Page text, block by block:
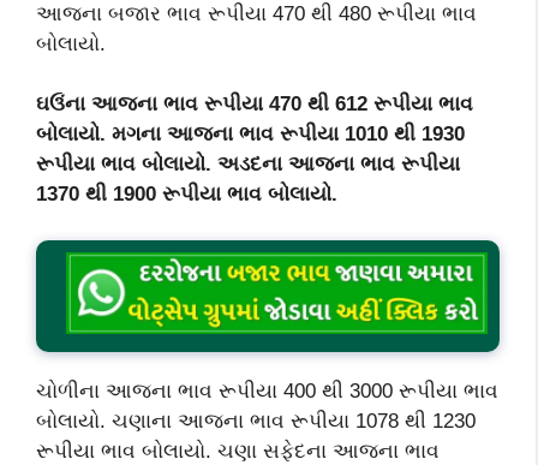
આજના બજાર ભાવ રૂપીયા 470 થી 480 રૂપીયા ભાવ
બોલાયો.
ઘઉંના આજના ભાવ રૂપીયા 470 થી 612 રૂપીયા ભાવ
બોલાયો. મગના આજના ભાવ રૂપીયા 1010 થી 1930
રૂપીયા ભાવ બોલાયો. અડદના આજના ભાવ રૂપીયા
1370 થી 1900 રૂપીયા ભાવ બોલાયો.
ચોળીના આજના ભાવ રૂપીયા 400 થી 3000 રૂપીયા ભાવ
બોલાયો. ચણાના આજના ભાવ રૂપીયા 1078 થી 1230
રૂપીયા ભાવ બોલાયો. ચણા સફેદના આજના ભાવ